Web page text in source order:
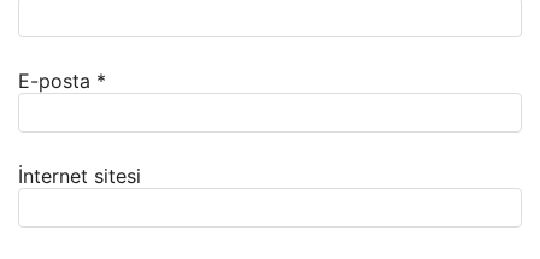
E-posta *
İnternet sitesi